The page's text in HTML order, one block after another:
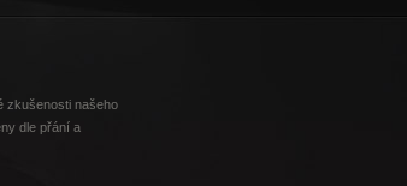
zkušenosti našeho
dle přání a